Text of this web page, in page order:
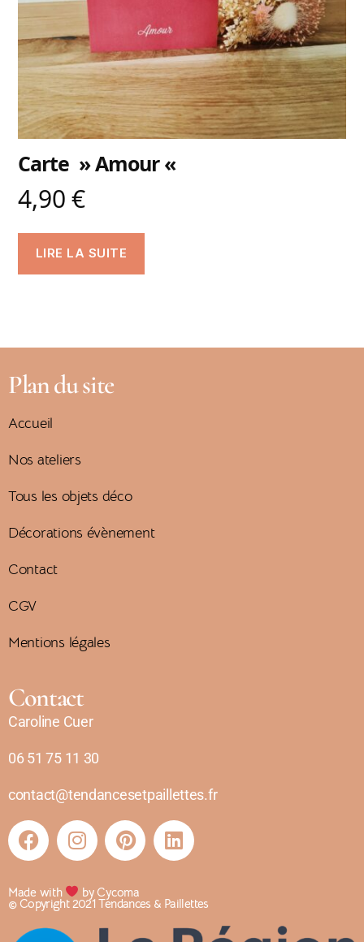
Carte » Amour «
4,90€
LIRE LA SUITE
Plan du site
Accueil
Nos ateliers
Tous les objets déco
Décorations évènement
Contact
CGV
Mentions légales
Contact
Caroline Cuer
06 51 75 11 30
contact@tendancesetpaillettes.fr
Made with by Cycoma
© Copyright 2021 Tendances & Paillettes